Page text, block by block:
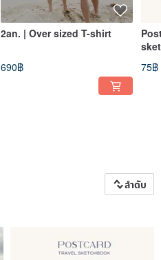
2an. | Over sized T-shirt
690฿
75฿
ลำดับ